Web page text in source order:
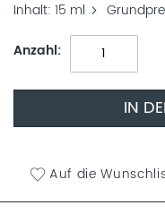
Inhalt 15 ml
Anzahl
IN
Auf die